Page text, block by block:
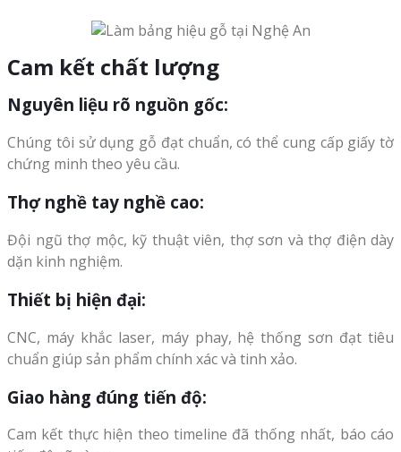
Cam kết chất lượng
Nguyên liệu rõ nguồn gốc:
Chúng tôi sử dụng gỗ đạt chuẩn, có thể cung cấp giấy tờ
chứng minh theo yêu cầu.
Thợ nghề tay nghề cao:
Đội ngũ thợ mộc, kỹ thuật viên, thợ sơn và thợ điện dày
dặn kinh nghiệm.
Thiết bị hiện đại:
CNC, máy khắc laser, máy phay, hệ thống sơn đạt tiêu
chuẩn giúp sản phẩm chính xác và tinh xảo.
Giao hàng đúng tiến độ:
Cam kết thực hiện theo timeline đã thống nhất, báo cáo